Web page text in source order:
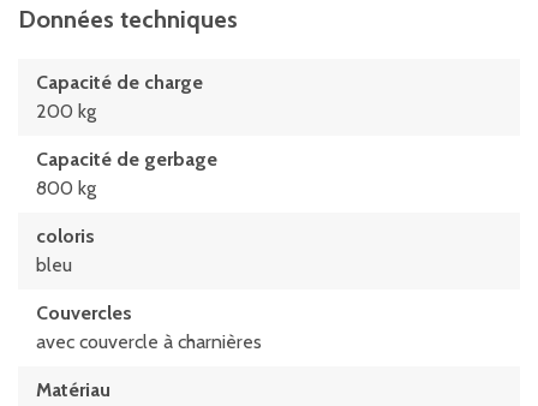
Données techniques
Capacité de charge
200 kg
Capacité de gerbage
800 kg
coloris
bleu
Couvercles
avec couvercle à charnières
Matériau